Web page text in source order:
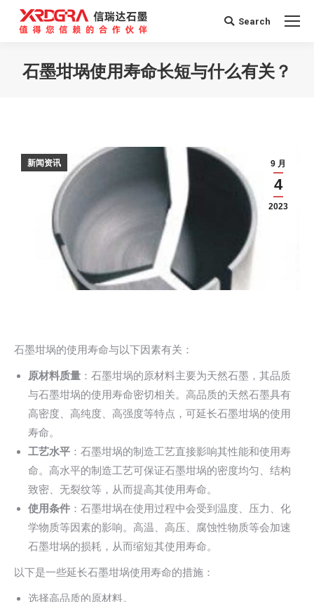
Search:
Search
石墨坩埚使用寿命长短与什么有关？
9 月
4
2023
新闻资讯
石墨坩埚的使用寿命与以下因素有关：
原材料质量 ：石墨坩埚的原材料主要为天然石墨，其品质
与石墨坩埚的使用寿命密切相关。高品质的天然石墨具有
高密度、高纯度、高强度等特点，可延长石墨坩埚的使用
寿命。
工艺水平 ：石墨坩埚的制造工艺直接影响其性能和使用寿
命。高水平的制造工艺可保证石墨坩埚的密度均匀、结构
致密、无裂纹等，从而提高其使用寿命。
使用条件 ：石墨坩埚在使用过程中会受到温度、压力、化
学物质等因素的影响。高温、高压、腐蚀性物质等会加速
石墨坩埚的损耗，从而缩短其使用寿命。
以下是一些延长石墨坩埚使用寿命的措施：
选择高品质的原材料。